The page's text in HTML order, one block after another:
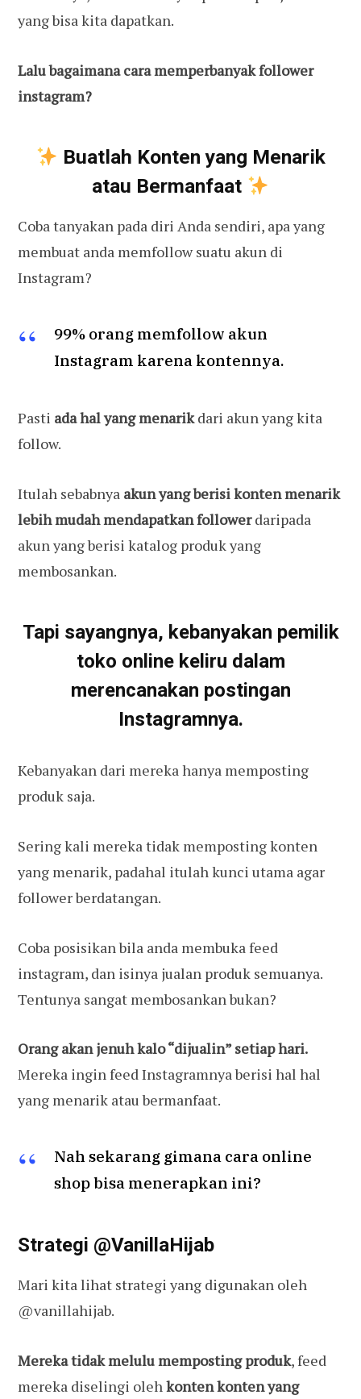
yang bisa kita dapatkan.
Lalu bagaimana cara memperbanyak follower
instagram?
Buatlah Konten yang Menarik
atau Bermanfaat
Coba tanyakan pada diri Anda sendiri, apa yang
membuat anda memfollow suatu akun di
Instagram?
99% orang memfollow akun
Instagram karena kontennya.
Pasti ada hal yang menarikdari akun yang kita
follow.
Itulah sebabnya akun yang berisi konten menarik
lebih mudah mendapatkan followerdaripada
akun yang berisi katalog produk yang
membosankan.
Tapi sayangnya, kebanyakan pemilik
toko online keliru dalam
merencanakan postingan
Instagramnya.
Kebanyakan dari mereka hanya memposting
produk saja.
Sering kali mereka tidak memposting konten
yang menarik, padahal itulah kunci utama agar
follower berdatangan.
Coba posisikan bila anda membuka feed
instagram, dan isinya jualan produk semuanya.
Tentunya sangat membosankan bukan?
Orang akan jenuh kalo “dijualin” setiap hari.
Mereka ingin feed Instagramnya berisi hal hal
yang menarik atau bermanfaat.
Nah sekarang gimana cara online
shop bisa menerapkan ini?
Strategi @VanillaHijab
Mari kita lihat strategi yang digunakan oleh
@vanillahijab.
Mereka tidak melulu memposting produk, feed
mereka diselingi oleh konten konten yang